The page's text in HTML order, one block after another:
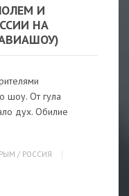
И
НА
шоу. От гула
дух. Обилие
/ РОССИЯ